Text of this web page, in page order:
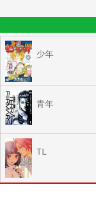
少年
青年
TL